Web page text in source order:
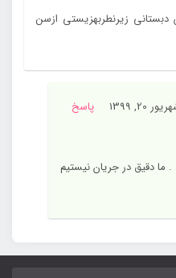
زیرنطربهزیستی ازسن
20, 1399 پاسخ
دقیق در جریان نیستیم